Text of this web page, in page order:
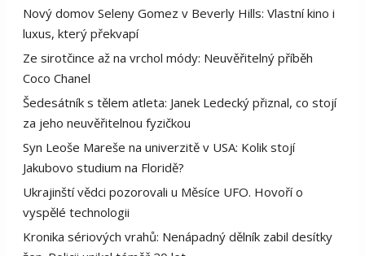
Nový domov Seleny Gomez v Beverly Hills: Vlastní kino i
luxus, který překvapí
Ze sirotčince až na vrchol módy: Neuvěřitelný příběh
Coco Chanel
Šedesátník s tělem atleta: Janek Ledecký přiznal, co stojí
za jeho neuvěřitelnou fyzičkou
Syn Leoše Mareše na univerzitě v USA: Kolik stojí
Jakubovo studium na Floridě?
Ukrajinští vědci pozorovali u Měsíce UFO. Hovoří o
vyspělé technologii
Kronika sériových vrahů: Nenápadný dělník zabil desítky